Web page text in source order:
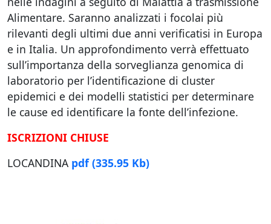
Alimentare. Saranno analizzati i focolai più
rilevanti degli ultimi due anni verificatisi in Europa
e in Italia. Un approfondimento verrà effettuato
sull’importanza della sorveglianza genomica di
laboratorio per l’identificazione di cluster
epidemici e dei modelli statistici per determinare
le cause ed identificare la fonte dell’infezione.
ISCRIZIONI CHIUSE
LOCANDINA pdf (335.95 Kb)